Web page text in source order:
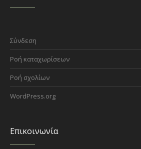
Σύνδεση
Ροή καταχωρίσεων
Ροή σχολίων
WordPress.org
Επικοινωνία